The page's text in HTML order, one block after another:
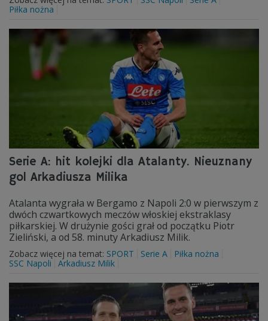
Piłka nożna
Serie A: hit kolejki dla Atalanty. Nieuznany
gol Arkadiusza Milika
Atalanta wygrała w Bergamo z Napoli 2:0 w pierwszym z
dwóch czwartkowych meczów włoskiej ekstraklasy
piłkarskiej. W drużynie gości grał od początku Piotr
Zieliński, a od 58. minuty Arkadiusz Milik.
Zobacz więcej na temat: SPORT Serie A
Piłka nożna
SSC Napoli
Arkadiusz Milik